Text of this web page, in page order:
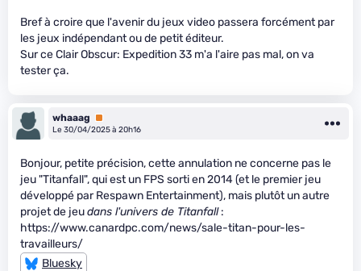
Bref à croire que l'avenir du jeux video passera forcément par
les jeux indépendant ou de petit éditeur.
Sur ce Clair Obscur: Expedition 33 m'a l'aire pas mal, on va
tester ça.
whaaag
Premium
Le 30/04/2025 à 20h16
Bonjour, petite précision, cette annulation ne concerne pas le
jeu "Titanfall", qui est un FPS sorti en 2014 (et le premier jeu
développé par Respawn Entertainment), mais plutôt un autre
projet de jeudans l'univers de Titanfall:
https://www.canardpc.com/news/sale-titan-pour-les-
travailleurs/
Bluesky